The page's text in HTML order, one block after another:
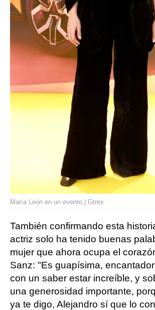
María León en un evento | Gtres
También confirmando esta
actriz solo ha tenido buenas
mujer que ahora ocupa el
Sanz: "Es guapísima,
con un saber estar increíble, y
una generosidad importante,
ya te digo, Alejandro sí que lo